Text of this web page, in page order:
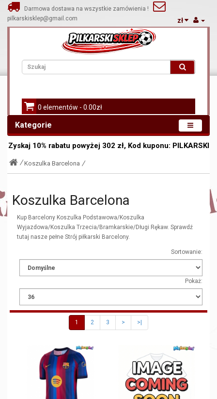
Darmowa dostawa na wszystkie zamówienia !
pilkarskisklep@gmail.com
zł
0 elementów - 0.00zł
Kategorie
Zyskaj 10% rabatu powyżej 302 zł, Kod kuponu: PILKARSKI
Koszulka Barcelona
Koszulka Barcelona
Kup Barcelony Koszulka Podstawowa/Koszulka
Wyjazdowa/Koszulka Trzecia/Bramkarskie/Długi Rękaw. Sprawdź
tutaj nasze pełne Strój piłkarski Barcelony.
Sortowanie:
Pokaż:
1 2 3 > >|